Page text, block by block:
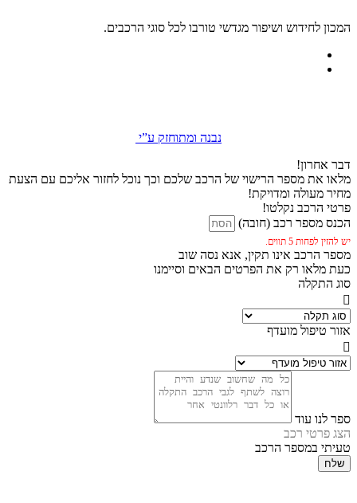
המכון לחידוש ושיפור מגדשי טורבו לכל סוגי הרכבים.
נבנה ומתוחזק ע”י
דבר אחרון!
מלאו את מספר הרישוי של הרכב שלכם וכך נוכל לחזור אליכם עם הצעת
מחיר מעולה ומדויקת!
פרטי הרכב נקלטו!
הכנס מספר רכב (חובה)
יש להזין לפחות 5 תווים.
מספר הרכב אינו תקין, אנא נסה שוב
כעת מלאו רק את הפרטים הבאים וסיימנו
סוג התקלה
אזור טיפול מועדף
ספר לנו עוד
הצג פרטי רכב
טעיתי במספר הרכב
שלח